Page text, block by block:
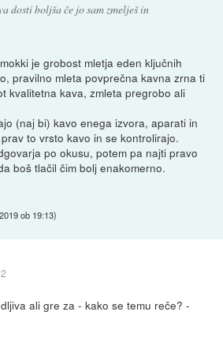
dosti boljša če jo sam zmelješ in
je grobost mletja eden ključnih
pravilno mleta povprečna kavna zrna ti
kvalitetna kava, zmleta pregrobo ali
(naj bi) kavo enega izvora, aparati in
to vrsto kavo in se kontrolirajo.
po okusu, potem pa najti pravo
boš tlačil čim bolj enakomerno.
ob 19:13)
ali gre za - kako se temu reče? -